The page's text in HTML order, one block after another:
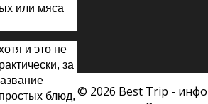
или мяса
и это не
за
блюд, © 2026 Best Trip -